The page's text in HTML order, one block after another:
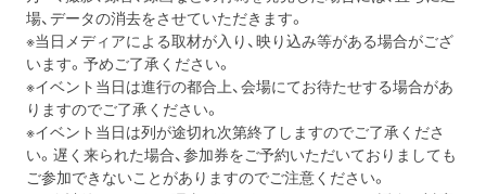
場、データの消去をさせていただきます。
※当日メディアによる取材が入り、映り込み等がある場合がござ
います。予めご了承ください。
※イベント当日は進行の都合上、会場にてお待たせする場合があ
りますのでご了承ください。
※イベント当日は列が途切れ次第終了しますのでご了承くださ
い。遅く来られた場合、参加券をご予約いただいておりましても
ご参加できないことがありますのでご注意ください。